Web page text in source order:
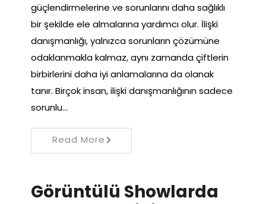
güçlendirmelerine ve sorunlarını daha sağlıklı
bir şekilde ele almalarına yardımcı olur. İlişki
danışmanlığı, yalnızca sorunların çözümüne
odaklanmakla kalmaz, aynı zamanda çiftlerin
birbirlerini daha iyi anlamalarına da olanak
tanır. Birçok insan, ilişki danışmanlığının sadece
sorunlu…
Read More
Görüntülü Showlarda